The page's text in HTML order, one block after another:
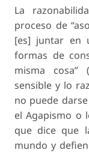
La
proceso de
[es] juntar en
formas de
misma cosa”
sensible y lo
no puede
el Agapismo o
que dice que
mundo y